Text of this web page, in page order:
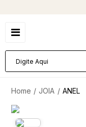
JOIA ANEL